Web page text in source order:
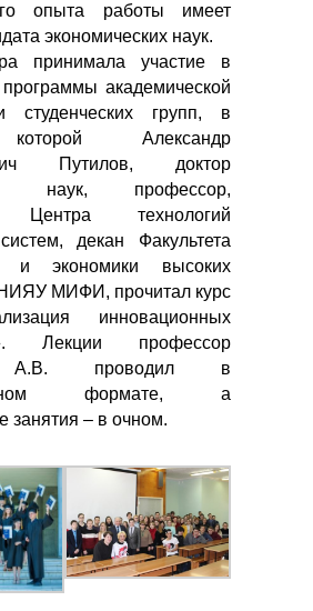
опыта работы имеет
экономических наук.
принимала участие в
академической
студенческих групп, в
Александр
Путилов, доктор
наук, профессор,
Центра технологий
декан Факультета
и экономики высоких
НИЯУ МИФИ, прочитал курс
инновационных
Лекции профессор
А.В. проводил в
формате, а
занятия – в очном.